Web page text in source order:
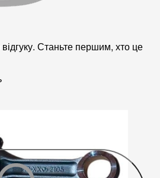
Станьте першим, хто це